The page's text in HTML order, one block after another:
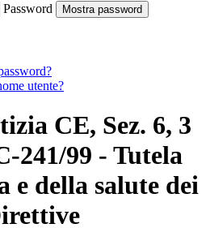
Password
Mostra password
utente?
CE, Sez. 6, 3
241/99 - Tutela
e della salute dei